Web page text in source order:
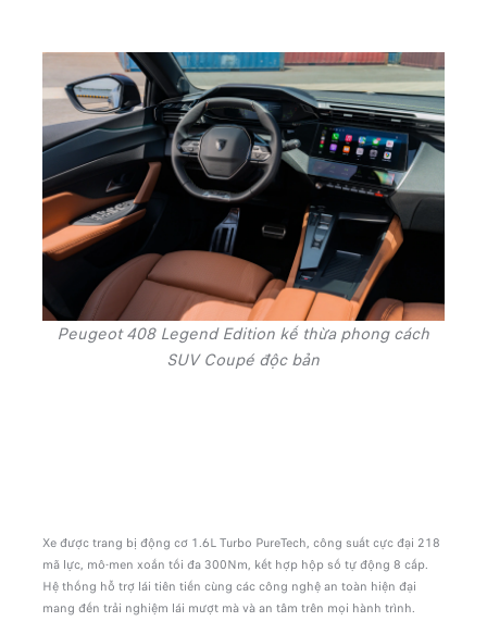
Peugeot 408 Legend Edition kế thừa phong cách
SUV Coupé độc bản
Xe được trang bị động cơ 1.6L Turbo PureTech, công suất cực đại 218
mã lực, mô-men xoắn tối đa 300Nm, kết hợp hộp số tự động 8 cấp.
Hệ thống hỗ trợ lái tiên tiến cùng các công nghệ an toàn hiện đại
mang đến trải nghiệm lái mượt mà và an tâm trên mọi hành trình.